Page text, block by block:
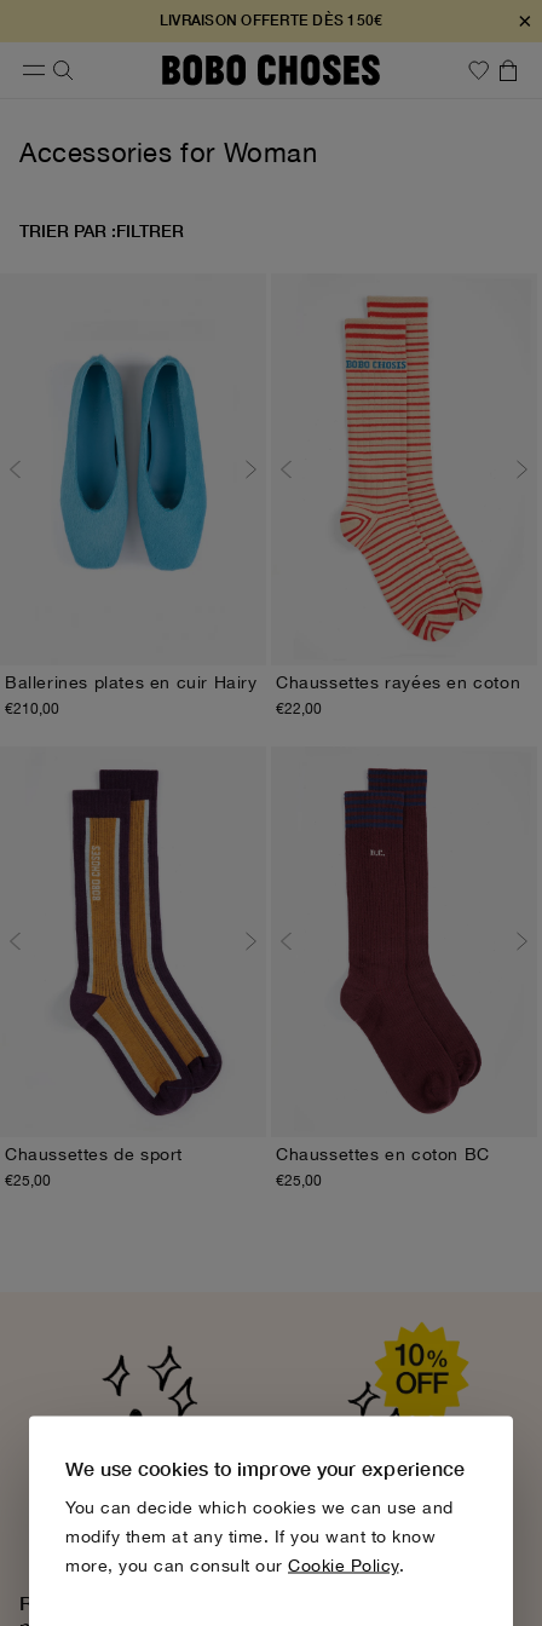
We use cookies to improve your experience
You can decide which cookies we can use and
modify them at any time. If you want to know
more, you can consult our Cookie Policy.
LIVRAISON OFFERTE DÈS 150€ ×
Accessories for Woman
TRIER PAR :FILTRER
Ballerines plates en cuir Hairy
€210,00
Chaussettes rayées en coton
€22,00
Chaussettes de sport
€25,00
Chaussettes en coton BC
€25,00
Rejoignez la communauté Bobo Choses, découvrez